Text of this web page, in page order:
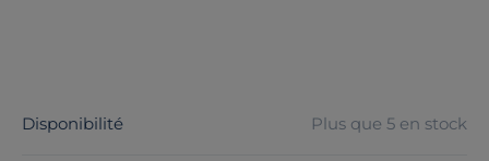
Disponibilité Plus que 5 en stock